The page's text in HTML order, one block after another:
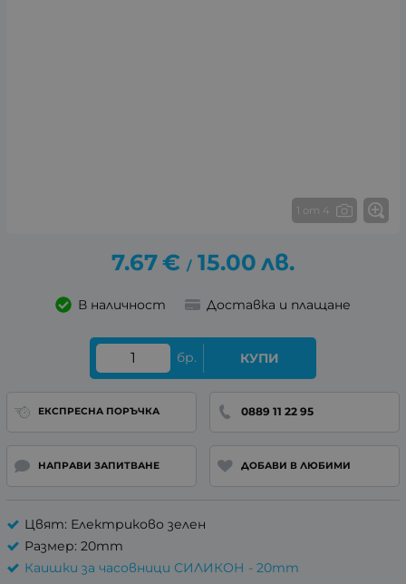
1 от 4
7.67€ / 15.00 лв.
В наличност Доставка и плащане
бр. КУПИ
ЕКСПРЕСНА ПОРЪЧКА 0889 11 22 95
НАПРАВИ ЗАПИТВАНЕ ДОБАВИ В ЛЮБИМИ
Цвят: Електриково зелен
Размер: 20mm
Каишки за часовници СИЛИКОН - 20mm